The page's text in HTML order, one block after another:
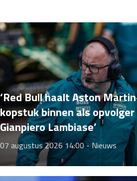
‘Red Bull haalt Aston
kopstuk binnen als opvolger
Gianpiero Lambiase’
07 augustus 2026 14:00 -Nieuws